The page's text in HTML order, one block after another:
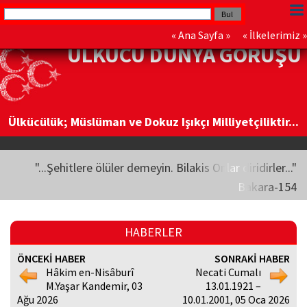
« Ana Sayfa » « İlkelerimiz »
ÜLKÜCÜ DÜNYA GÖRÜŞÜ
Ülkücülük; Müslüman ve Dokuz Işıkçı Milliyetçiliktir...
"...Şehitlere ölüler demeyin. Bilakis Onlar diridirler..."
Bakara-154
HABERLER
ÖNCEKİ HABER
Hâkim en-Nisâburî
M.Yaşar Kandemir, 03
Ağu 2026
SONRAKİ HABER
Necati Cumalı
13.01.1921 –
10.01.2001, 05 Oca 2026